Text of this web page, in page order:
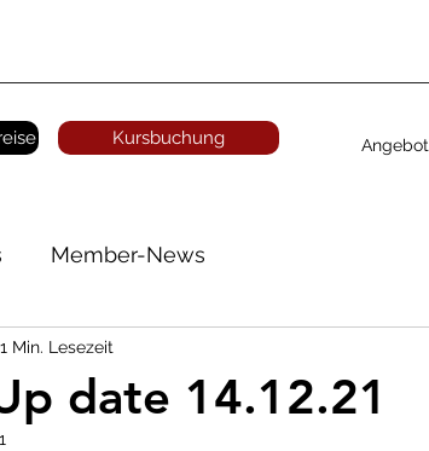
Kursbuchung Angebot
Member-News
date 14.12.21
1 Min. Lesezeit